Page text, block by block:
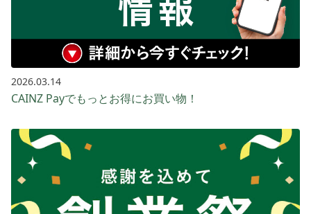
2026.03.14
CAINZ Payでもっとお得に​お買い​物！​